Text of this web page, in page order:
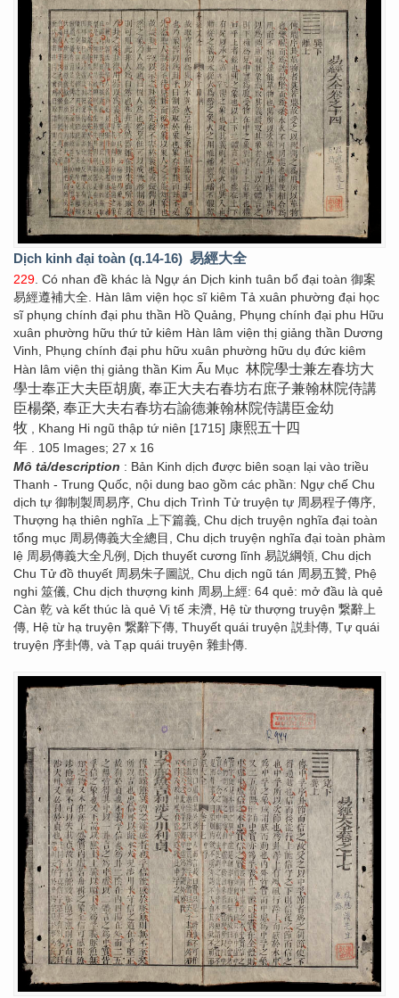
Dịch kinh đại toàn (q.14-16) 易經大全
229. Có nhan đề khác là Ngự án Dịch kinh tuân bổ đại toàn 御案
易經遵補大全. Hàn lâm viện học sĩ kiêm Tả xuân phường đại học
sĩ phụng chính đại phu thần Hồ Quảng, Phụng chính đại phu Hữu
xuân phường hữu thứ tử kiêm Hàn lâm viện thị giảng thần Dương
Vinh, Phụng chính đại phu hữu xuân phường hữu dụ đức kiêm
Hàn lâm viện thị giảng thần Kim Ấu Mục 林院學士兼左春坊大
學士奉正大夫臣胡廣, 奉正大夫右春坊右庶子兼翰林院侍講
臣楊榮, 奉正大夫右春坊右諭德兼翰林院侍講臣金幼
牧 , Khang Hi ngũ thập tứ niên [1715] 康熙五十四
年 . 105 Images; 27 x 16
Mô tả/description : Bản Kinh dịch được biên soạn lại vào triều
Thanh - Trung Quốc, nội dung bao gồm các phần: Ngự chế Chu
dịch tự 御制製周易序, Chu dịch Trình Tử truyện tự 周易程子傳序,
Thượng hạ thiên nghĩa 上下篇義, Chu dịch truyện nghĩa đại toàn
tổng mục 周易傳義大全總目, Chu dịch truyện nghĩa đại toàn phàm
lệ 周易傳義大全凡例, Dịch thuyết cương lĩnh 易説綱領, Chu dịch
Chu Tử đồ thuyết 周易朱子圖説, Chu dịch ngũ tán 周易五贊, Phệ
nghi 筮儀, Chu dịch thượng kinh 周易上經: 64 quẻ: mở đầu là quẻ
Càn 乾 và kết thúc là quẻ Vị tế 未濟, Hệ từ thượng truyện 繋辭上
傳, Hệ từ hạ truyện 繋辭下傳, Thuyết quái truyện 説卦傳, Tự quái
truyện 序卦傳, và Tạp quái truyện 雜卦傳.